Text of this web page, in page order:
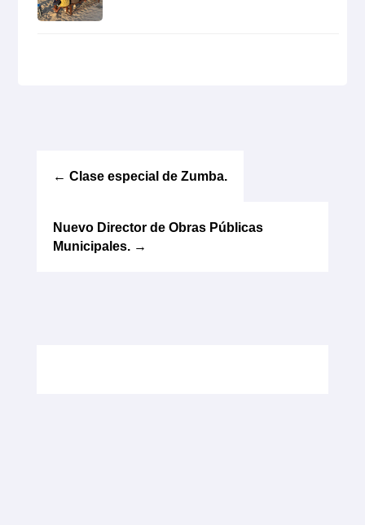
← Clase especial de Zumba.
Nuevo Director de Obras Públicas
Municipales.→